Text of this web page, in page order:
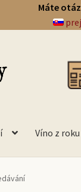
Máte
Víno z